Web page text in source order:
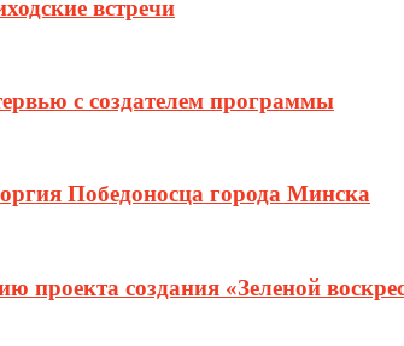
встречи
с создателем программы
Победоносца города Минска
проекта создания «Зеленой